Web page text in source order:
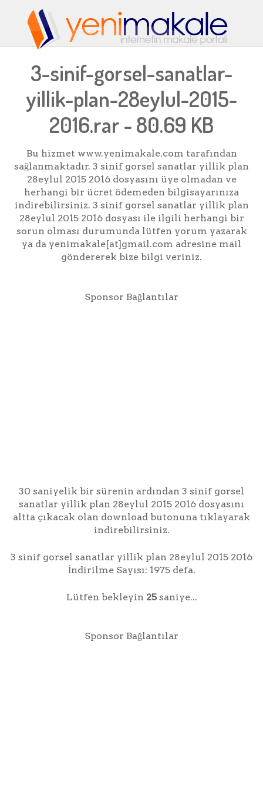
3-sinif-gorsel-sanatlar-
yillik-plan-28eylul-2015-
2016.rar - 80.69 KB
Bu hizmet www.yenimakale.com tarafından
sağlanmaktadır. 3 sinif gorsel sanatlar yillik plan
28eylul 2015 2016 dosyasını üye olmadan ve
herhangi bir ücret ödemeden bilgisayarınıza
indirebilirsiniz. 3 sinif gorsel sanatlar yillik plan
28eylul 2015 2016 dosyası ile ilgili herhangi bir
sorun olması durumunda lütfen yorum yazarak
ya da yenimakale[at]gmail.com adresine mail
göndererek bize bilgi veriniz.
Sponsor Bağlantılar
30 saniyelik bir sürenin ardından 3 sinif gorsel
sanatlar yillik plan 28eylul 2015 2016 dosyasını
altta çıkacak olan download butonuna tıklayarak
indirebilirsiniz.
3 sinif gorsel sanatlar yillik plan 28eylul 2015 2016
İndirilme Sayısı: 1975 defa.
Lütfen bekleyin 25saniye...
Sponsor Bağlantılar